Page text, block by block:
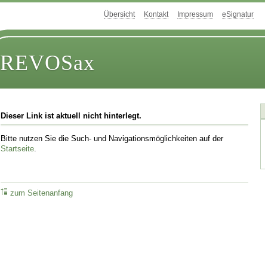
Übersicht Kontakt Impressum eSignatur
REVOSax
Dieser Link ist aktuell nicht hinterlegt.
Bitte nutzen Sie die Such- und Navigationsmöglichkeiten auf der
Startseite
zum Seitenanfang